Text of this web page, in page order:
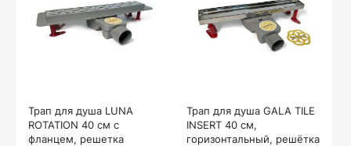
Трап для душа LUNA
ROTATION 40 см с
фланцем, решетка
Трап для душа GALA TILE
INSERT 40 см,
горизонтальный, решётка